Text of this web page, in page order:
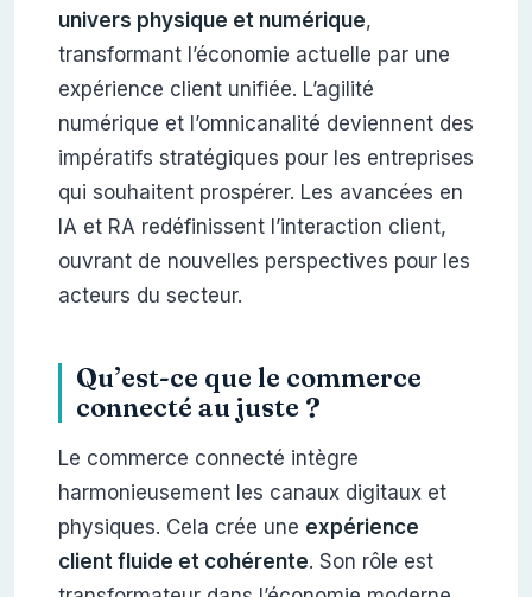
univers physique et numérique,
transformant l’économie actuelle par une
expérience client unifiée. L’agilité
numérique et l’omnicanalité deviennent des
impératifs stratégiques pour les entreprises
qui souhaitent prospérer. Les avancées en
IA et RA redéfinissent l’interaction client,
ouvrant de nouvelles perspectives pour les
acteurs du secteur.
Qu’est-ce que le commerce
connecté au juste ?
Le commerce connecté intègre
harmonieusement les canaux digitaux et
physiques. Cela crée une expérience
client fluide et cohérente. Son rôle est